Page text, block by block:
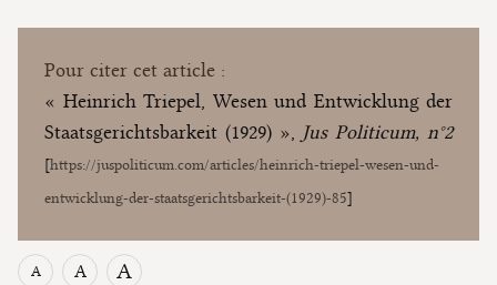
A A A
Pour citer cet article :
« Heinrich Triepel, Wesen und Entwicklung der
Staatsgerichtsbarkeit (1929) », Jus Politicum, n°2
[https://juspoliticum.com/articles/heinrich-triepel-wesen-und-
entwicklung-der-staatsgerichtsbarkeit-(1929)-85]